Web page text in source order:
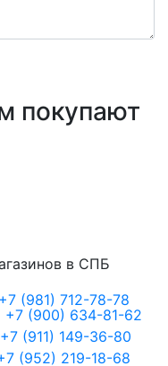
покупают
в СПБ
+7 (981) 712-78-78
+7 (900) 634-81-62
+7 (911) 149-36-80
(952) 219-18-68